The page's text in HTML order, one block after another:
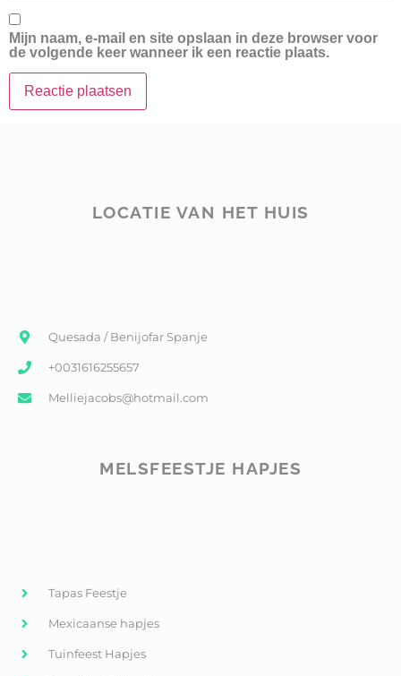
Mijn naam, e-mail en site opslaan in deze browser voor
de volgende keer wanneer ik een reactie plaats.
LOCATIE VAN HET HUIS
Quesada / Benijofar Spanje
+0031616255657
Melliejacobs@hotmail.com
MELSFEESTJE HAPJES
Tapas Feestje
Mexicaanse hapjes
Tuinfeest Hapjes